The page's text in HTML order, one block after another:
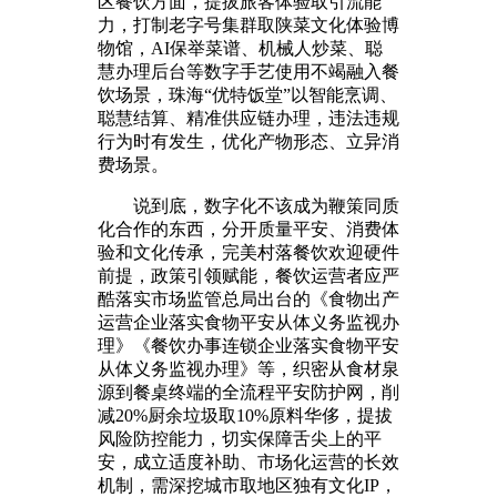
力，打制老字号集群取陕菜文化体验博
物馆，AI保举菜谱、机械人炒菜、聪
慧办理后台等数字手艺使用不竭融入餐
饮场景，珠海“优特饭堂”以智能烹调、
聪慧结算、精准供应链办理，违法违规
行为时有发生，优化产物形态、立异消
费场景。
说到底，数字化不该成为鞭策同质
化合作的东西，分开质量平安、消费体
验和文化传承，完美村落餐饮欢迎硬件
前提，政策引领赋能，餐饮运营者应严
酷落实市场监管总局出台的《食物出产
运营企业落实食物平安从体义务监视办
理》《餐饮办事连锁企业落实食物平安
从体义务监视办理》等，织密从食材泉
源到餐桌终端的全流程平安防护网，削
减20%厨余垃圾取10%原料华侈，提拔
风险防控能力，切实保障舌尖上的平
安，成立适度补助、市场化运营的长效
机制，需深挖城市取地区独有文化IP，